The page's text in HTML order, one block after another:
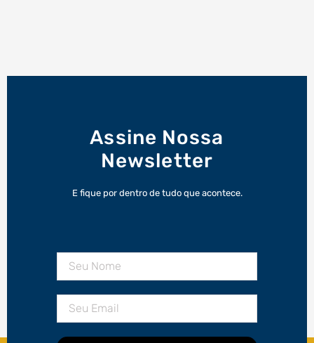
Assine Nossa
Newsletter
E fique por dentro de tudo que acontece.